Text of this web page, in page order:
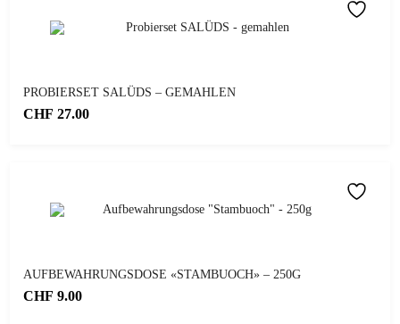
PROBIERSET SALÜDS – GEMAHLEN
CHF 27.00
AUFBEWAHRUNGSDOSE «STAMBUOCH» – 250G
CHF 9.00